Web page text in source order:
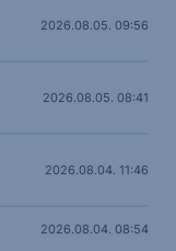
2026.08.05. 09:56
2026.08.05. 08:41
2026.08.04. 11:46
2026.08.04. 08:54